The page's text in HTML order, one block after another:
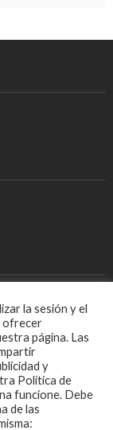
la sesión y el
ofrecer
página. Las
y
Política de
funcione. Debe
de las